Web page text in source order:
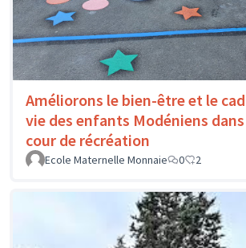
Améliorons le bien-être et le
vie des enfants Modéniens
cour de récréation
Ecole Maternelle Monnaie 0 2